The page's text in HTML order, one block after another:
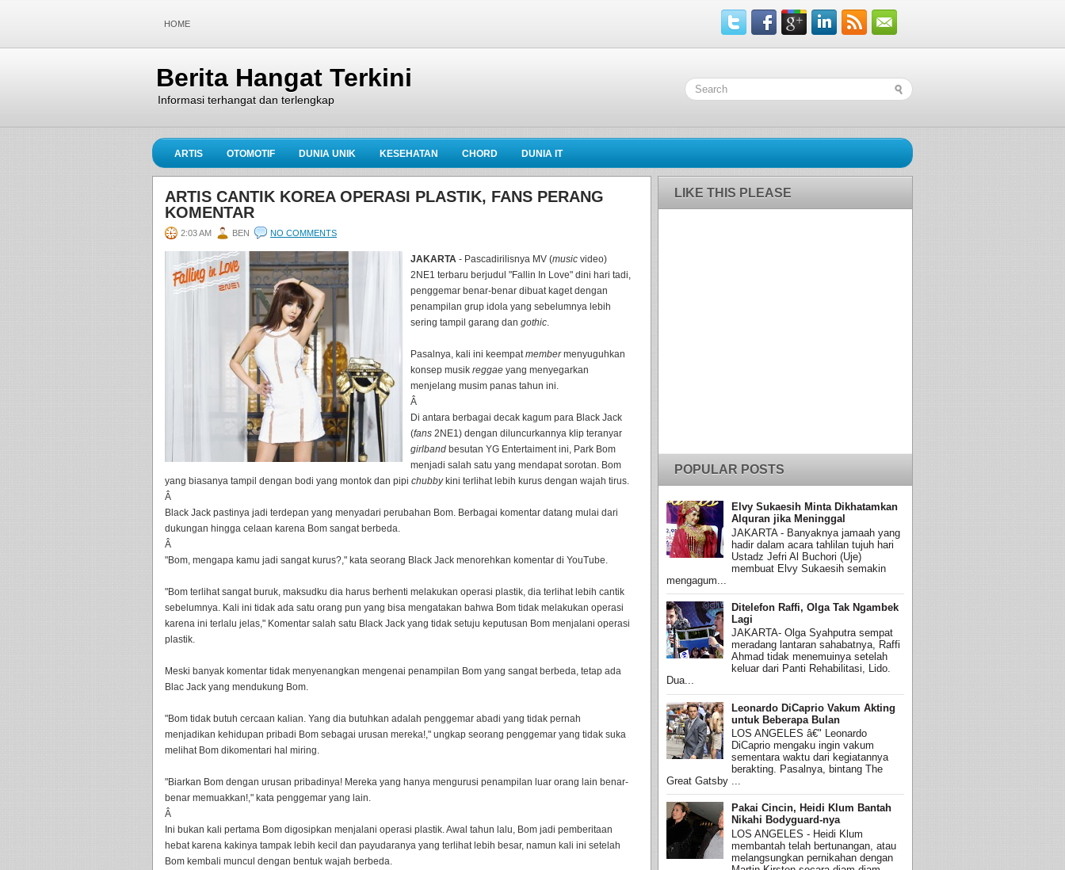
HOME
Berita Hangat Terkini
Informasi terhangat dan terlengkap
ARTIS OTOMOTIF DUNIA UNIK KESEHATAN CHORD DUNIA IT
ARTIS CANTIK KOREA OPERASI PLASTIK, FANS PERANG
KOMENTAR
2:03 AM BEN NO COMMENTS
JAKARTA - Pascadirilisnya MV (music video)
2NE1 terbaru berjudul "Fallin In Love" dini hari tadi,
penggemar benar-benar dibuat kaget dengan
penampilan grup idola yang sebelumnya lebih
sering tampil garang dan gothic.
Pasalnya, kali ini keempatmembermenyuguhkan
konsep musik reggae yang menyegarkan
menjelang musim panas tahun ini.
Â
Di antara berbagai decak kagum para Black Jack
(fans 2NE1) dengan diluncurkannya klip teranyar
girlband besutan YG Entertaiment ini, Park Bom
menjadi salah satu yang mendapat sorotan. Bom
yang biasanya tampil dengan bodi yang montok dan pipi chubbykini terlihat lebih kurus dengan wajah tirus.
Â
Black Jack pastinya jadi terdepan yang menyadari perubahan Bom. Berbagai komentar datang mulai dari
dukungan hingga celaan karena Bom sangat berbeda.
Â
"Bom, mengapa kamu jadi sangat kurus?," kata seorang Black Jack menorehkan komentar di YouTube.
"Bom terlihat sangat buruk, maksudku dia harus berhenti melakukan operasi plastik, dia terlihat lebih cantik
sebelumnya. Kali ini tidak ada satu orang pun yang bisa mengatakan bahwa Bom tidak melakukan operasi
karena ini terlalu jelas," Komentar salah satu Black Jack yang tidak setuju keputusan Bom menjalani operasi
plastik.
Meski banyak komentar tidak menyenangkan mengenai penampilan Bom yang sangat berbeda, tetap ada
Blac Jack yang mendukung Bom.
"Bom tidak butuh cercaan kalian. Yang dia butuhkan adalah penggemar abadi yang tidak pernah
menjadikan kehidupan pribadi Bom sebagai urusan mereka!," ungkap seorang penggemar yang tidak suka
melihat Bom dikomentari hal miring.
"Biarkan Bom dengan urusan pribadinya! Mereka yang hanya mengurusi penampilan luar orang lain benar-
benar memuakkan!," kata penggemar yang lain.
Â
Ini bukan kali pertama Bom digosipkan menjalani operasi plastik. Awal tahun lalu, Bom jadi pemberitaan
hebat karena kakinya tampak lebih kecil dan payudaranya yang terlihat lebih besar, namun kali ini setelah
Bom kembali muncul dengan bentuk wajah berbeda.
LIKE THIS PLEASE
POPULAR POSTS
Elvy Sukaesih Minta Dikhatamkan
Alquran jika Meninggal
JAKARTA - Banyaknya jamaah yang
hadir dalam acara tahlilan tujuh hari
Ustadz Jefri Al Buchori (Uje)
membuat Elvy Sukaesih semakin
mengagum...
Ditelefon Raffi, Olga Tak Ngambek
Lagi
JAKARTA- Olga Syahputra sempat
meradang lantaran sahabatnya, Raffi
Ahmad tidak menemuinya setelah
keluar dari Panti Rehabilitasi, Lido.
Dua...
Leonardo DiCaprio Vakum Akting
untuk Beberapa Bulan
LOS ANGELES â€" Leonardo
DiCaprio mengaku ingin vakum
sementara waktu dari kegiatannya
berakting. Pasalnya, bintang The
Great Gatsby ...
Pakai Cincin, Heidi Klum Bantah
Nikahi Bodyguard-nya
LOS ANGELES - Heidi Klum
membantah telah bertunangan, atau
melangsungkan pernikahan dengan